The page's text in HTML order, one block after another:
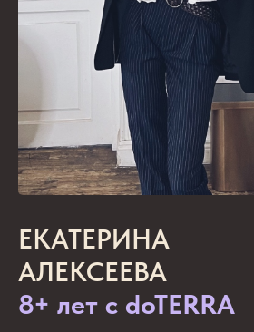
ЕКАТЕРИНА
АЛЕКСЕЕВА
8+ лет с doTERRA